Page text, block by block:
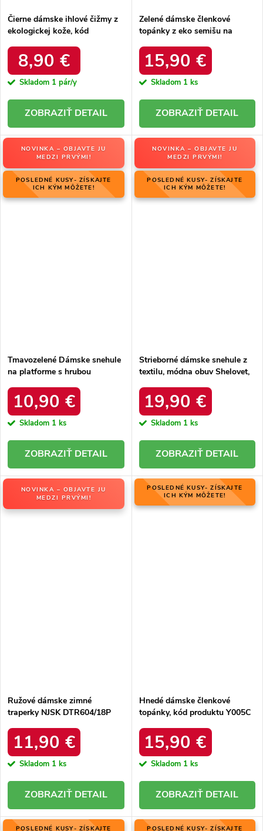
Čierne dámske ihlové čižmy z
ekologickej kože, kód
8,90 €
Skladom 1 pár/y
DETAIL
Zelené dámske členkové
topánky z eko semišu na
zipsom, kód produktu 168-500
GREEN
15,90 €
Skladom 1 ks
DETAIL
NOVINKA – OBJAVTE JU
MEDZI PRVÝMI!
POSLEDNÉ KUSY- ZÍSKAJTE
ICH KÝM MÔŽETE!
Tmavozelené Dámske snehule
na platforme s hrubou
produktu VL226P GREEN
10,90 €
Skladom 1 ks
DETAIL
NOVINKA – OBJAVTE JU
MEDZI PRVÝMI!
POSLEDNÉ KUSY- ZÍSKAJTE
ICH KÝM MÔŽETE!
Strieborné dámske snehule z
textilu, módna obuv Shelovet,
19,90 €
Skladom 1 ks
DETAIL
NOVINKA – OBJAVTE JU
MEDZI PRVÝMI!
Ružové dámske zimné
traperky NJSK DTR604/18P
11,90 €
Skladom 1 ks
DETAIL
POSLEDNÉ KUSY- ZÍSKAJTE
ICH KÝM MÔŽETE!
Hnedé dámske členkové
topánky, kód produktu Y005C
15,90 €
Skladom 1 ks
DETAIL
POSLEDNÉ KUSY- ZÍSKAJTE POSLEDNÉ KUSY- ZÍSKAJTE